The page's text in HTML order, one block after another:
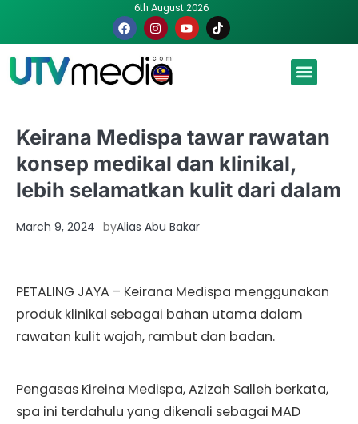
6th August 2026
Keirana Medispa tawar rawatan
konsep medikal dan klinikal,
lebih selamatkan kulit dari dalam
March 9, 2024 byAlias Abu Bakar
PETALING JAYA – Keirana Medispa menggunakan
produk klinikal sebagai bahan utama dalam
rawatan kulit wajah, rambut dan badan.
Pengasas Kireina Medispa, Azizah Salleh berkata,
spa ini terdahulu yang dikenali sebagai MAD